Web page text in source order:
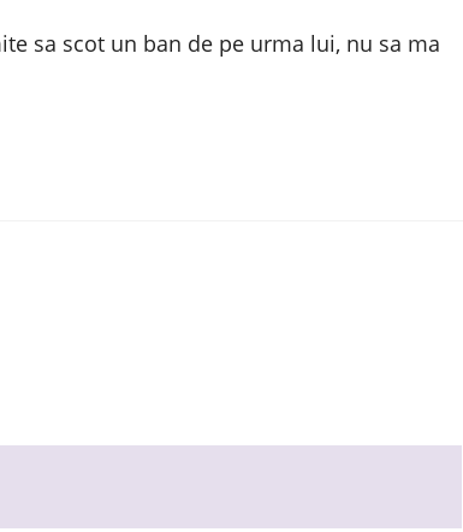
sa scot un ban de pe urma lui, nu sa ma